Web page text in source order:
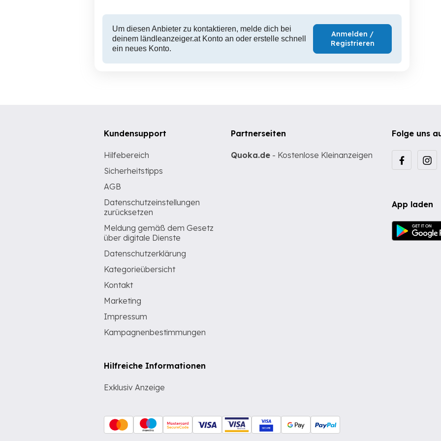
Um diesen Anbieter zu kontaktieren, melde dich bei
deinem ländleanzeiger.at Konto an oder erstelle schnell
ein neues Konto.
Anmelden /
Registrieren
Folge uns
App laden
Kundensupport
Hilfebereich
Sicherheitstipps
AGB
Datenschutzeinstellungen
zurücksetzen
Meldung gemäß dem Gesetz
über digitale Dienste
Datenschutzerklärung
Kategorieübersicht
Kontakt
Marketing
Impressum
Kampagnenbestimmungen
Hilfreiche Informationen
Exklusiv Anzeige
Partnerseiten
Quoka.de - Kostenlose Kleinanzeigen